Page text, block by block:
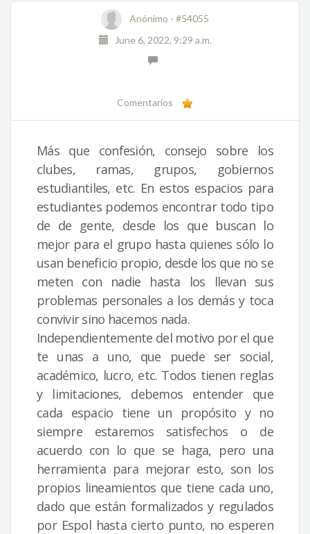
Anónimo - #54055
June 6, 2022, 9:29 a.m.
Comentarios
Más que confesión, consejo sobre los
clubes, ramas, grupos, gobiernos
estudiantiles, etc. En estos espacios para
estudiantes podemos encontrar todo tipo
de de gente, desde los que buscan lo
mejor para el grupo hasta quienes sólo lo
usan beneficio propio, desde los que no se
meten con nadie hasta los llevan sus
problemas personales a los demás y toca
convivir sino hacemos nada.
Independientemente del motivo por el que
te unas a uno, que puede ser social,
académico, lucro, etc. Todos tienen reglas
y limitaciones, debemos entender que
cada espacio tiene un propósito y no
siempre estaremos satisfechos o de
acuerdo con lo que se haga, pero una
herramienta para mejorar esto, son los
propios lineamientos que tiene cada uno,
dado que están formalizados y regulados
por Espol hasta cierto punto, no esperen